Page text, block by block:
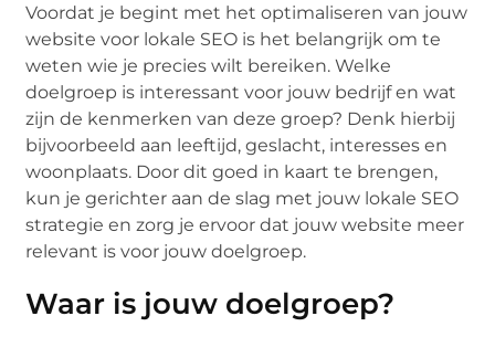
Voordat je begint met het optimaliseren van jouw
website voor lokale SEO is het belangrijk om te
weten wie je precies wilt bereiken. Welke
doelgroep is interessant voor jouw bedrijf en wat
zijn de kenmerken van deze groep? Denk hierbij
bijvoorbeeld aan leeftijd, geslacht, interesses en
woonplaats. Door dit goed in kaart te brengen,
kun je gerichter aan de slag met jouw lokale SEO
strategie en zorg je ervoor dat jouw website meer
relevant is voor jouw doelgroep.
Waar is jouw doelgroep?